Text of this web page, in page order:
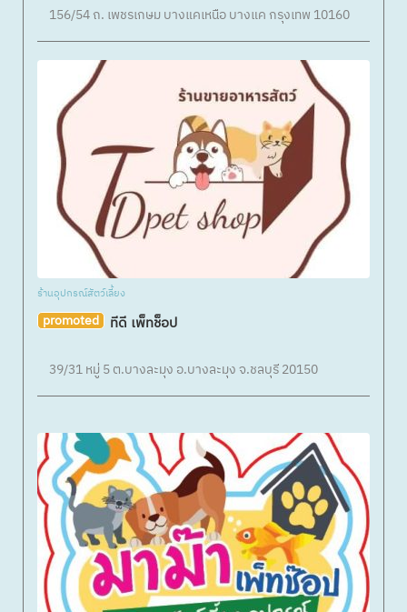
156/54 ถ. เพชรเกษม บางแคเหนือ บางแค กรุงเทพ 10160
ร้านอุปกรณ์สัตว์เลี้ยง
promoted ทีดี เพ็ทช็อป
39/31 หมู่ 5 ต.บางละมุง อ.บางละมุง จ.ชลบุรี 20150